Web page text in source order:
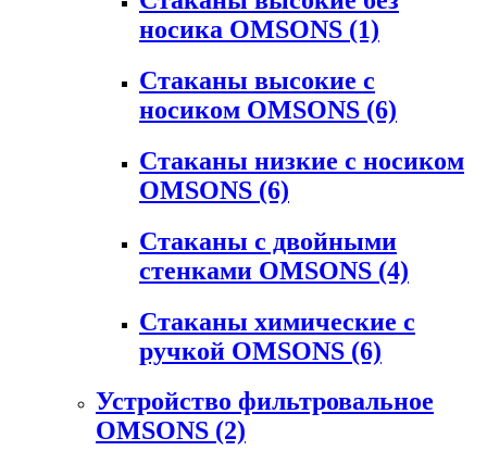
носика OMSONS (1)
Стаканы высокие с
носиком OMSONS (6)
Стаканы низкие с носиком
OMSONS (6)
Стаканы с двойными
стенками OMSONS (4)
Стаканы химические с
ручкой OMSONS (6)
Устройство фильтровальное
OMSONS (2)